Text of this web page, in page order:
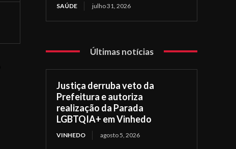
SAÚDE julho 31, 2026
Últimas notícias
Justiça derruba veto da
Prefeitura e autoriza
realização da Parada
LGBTQIA+ em Vinhedo
VINHEDO agosto 5, 2026